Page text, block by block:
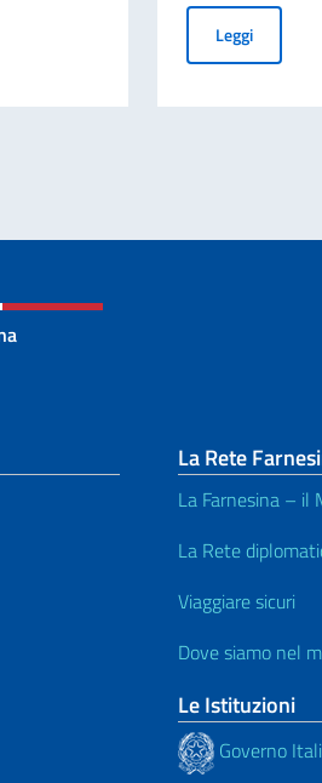
- ASSUNZIONE ASSISTENTE ANALISTA
LeggiAVVISO
La Rete
La Farnesina – il
La Rete
Viaggiare sicuri
Dove siamo nel
Le Istituzioni
Governo